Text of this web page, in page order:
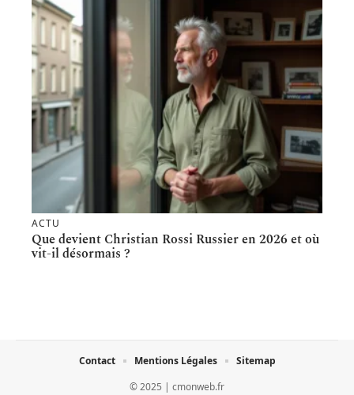
ACTU
Que devient Christian Rossi Russier en 2026 et où
vit-il désormais ?
© 2025 | cmonweb.fr
Contact Mentions Légales Sitemap